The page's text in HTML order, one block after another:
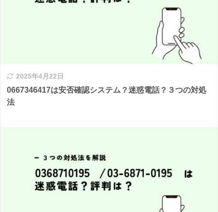
2025年4月22日
0667346417は安否確認システム？迷惑電話？３つの対処
法